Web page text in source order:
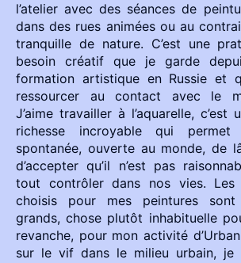
l’atelier avec des séances de
dans des rues animées ou au
tranquille de nature. C’est une
besoin créatif que je garde
formation artistique en Russie et
ressourcer au contact avec le
J’aime travailler à l’aquarelle, c’est
richesse incroyable qui
spontanée, ouverte au monde, de
d’accepter qu’il n’est pas
tout contrôler dans nos vies.
choisis pour mes peintures sont
grands, chose plutôt inhabituelle
revanche, pour mon activité
sur le vif dans le milieu urbain, je